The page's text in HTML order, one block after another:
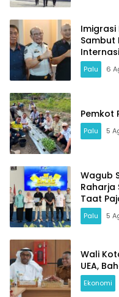
Imigrasi
Sambut
Palu 6
Pemkot
Palu 5
Wagub
Raharja
Taat
Palu 5
Wali
UEA,
Ekonomi